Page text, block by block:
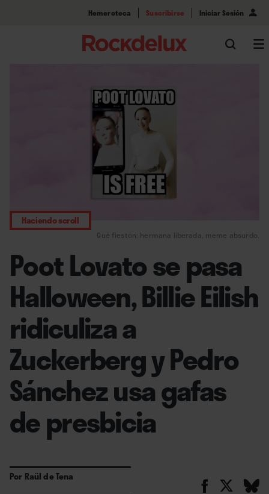
Hemeroteca Suscribirse Iniciar Sesión
Qué fiestón: hermana liberada, meme absurdo.
Haciendo scroll
Poot Lovato se pasa
Halloween, Billie Eilish
ridiculiza a
Zuckerberg y Pedro
Sánchez usa gafas
de presbicia
Por Raül de Tena